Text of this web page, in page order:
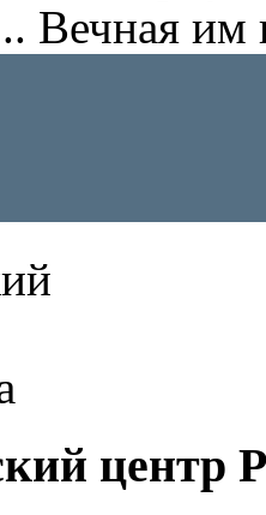
Вечная им
центр